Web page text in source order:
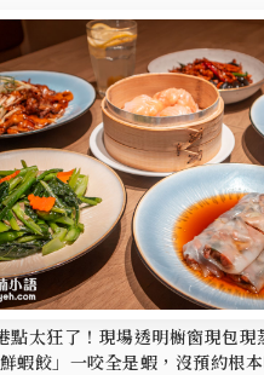
太狂了！現場透明櫥窗現包現
蝦餃」一咬全是蝦，沒預約根本